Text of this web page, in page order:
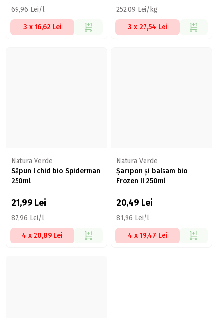
69,96 Lei/l
3 x 16,62 Lei
252,09 Lei/kg
3 x 27,54 Lei
Natura Verde
Săpun lichid bio Spiderman
250ml
21,99 Lei
87,96 Lei/l
4 x 20,89 Lei
Natura Verde
Șampon și balsam bio
Frozen II 250ml
20,49 Lei
81,96 Lei/l
4 x 19,47 Lei